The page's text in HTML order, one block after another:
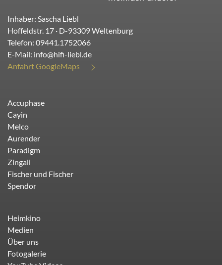
Inhaber: Sascha Liebl
Hoffeldstr. 17 · D-93309Weltenburg
Telefon: 09441.1752066
E-Mail: info@hifi-liebl.de
Anfahrt GoogleMaps
Accuphase
Cayin
Melco
Aurender
Paradigm
Zingali
Fischer und Fischer
Spendor
Heimkino
Medien
Über uns
Fotogalerie